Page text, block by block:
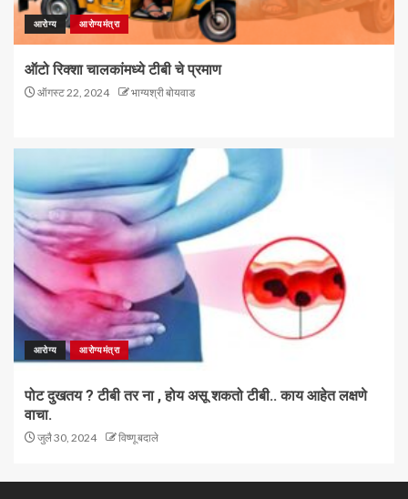
आरोग्य आरोग्यमंत्रा
ऑटो रिक्शा चालकांमध्ये टीबी चे प्रमाण
ऑगस्ट 22, 2024 भाग्यश्री बोयवाड
आरोग्य आरोग्यमंत्रा
पोट दुखतय ? टीबी तर ना , होय असू शकतो टीबी.. काय आहेत लक्षणे
वाचा.
जुलै 30, 2024 विष्णू बदाले